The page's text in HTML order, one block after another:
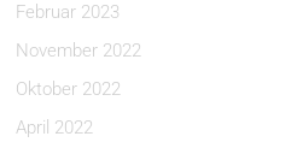
Februar 2023
November 2022
Oktober 2022
April 2022